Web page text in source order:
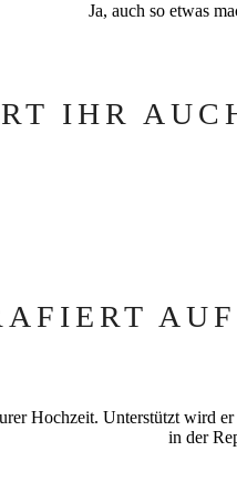
Ja, auch so etwas
IHR
Hochzeit. Unterstützt wird
in der